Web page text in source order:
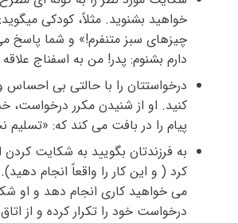
خواهید بشنوید. مثلاً، کودکی
چیزهای سبز متنفرم!» و شما
دارم بشنوم: پدر! من به اسفناج
درخواستتان را با حالتی بی احساس
کنید. او از شنیدن مکرر
پیام را در بافت می کند که:
به فرزندتان بگویید به شکایت
کرد ( و این کار را واقعاً انجام
می خواهید کاری انجام دهد و او
درخواست خود را تکرار کرده و از